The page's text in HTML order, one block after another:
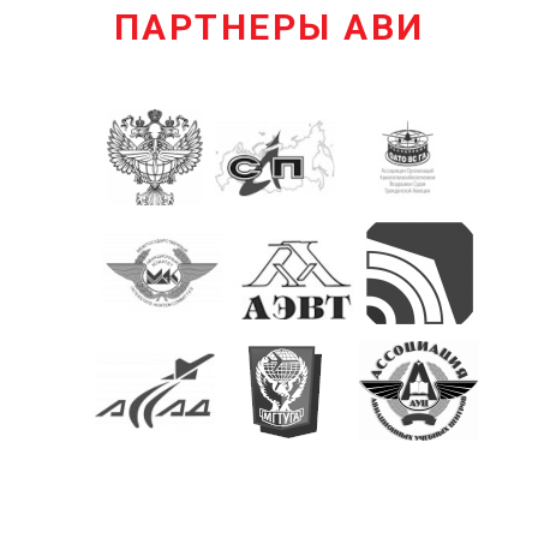
КОНТАКТЫПАРТНЕРЫ АВИ